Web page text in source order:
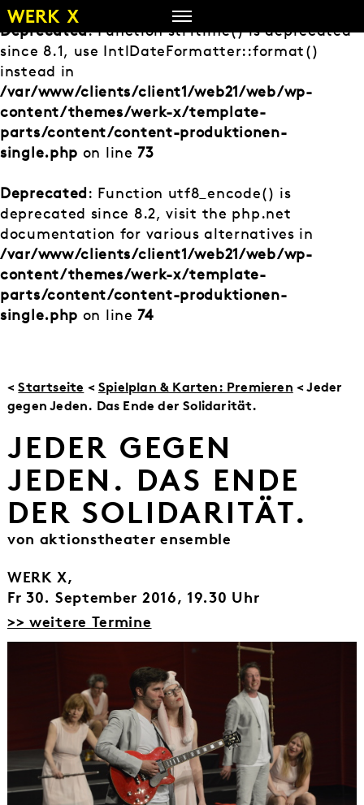
Zum
Inhalt
springen
Deprecated: Function strftime() is deprecated
since 8.1, use IntlDateFormatter::format()
instead in
/var/www/clients/client1/web21/web/wp-
content/themes/werk-x/template-
parts/content/content-produktionen-
single.php on line73
Deprecated: Function utf8_encode() is
deprecated since 8.2, visit the php.net
documentation for various alternatives in
/var/www/clients/client1/web21/web/wp-
content/themes/werk-x/template-
parts/content/content-produktionen-
single.php on line74
<Startseite < Spielplan & Karten: Premieren < Jeder
gegen Jeden. Das Ende der Solidarität.
JEDER GEGEN
JEDEN. DAS ENDE
DER SOLIDARITÄT.
von aktionstheater ensemble
WERK X,
Fr 30. September 2016, 19.30 Uhr
>> weitere Termine